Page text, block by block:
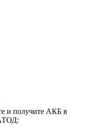
и получите АКБ в